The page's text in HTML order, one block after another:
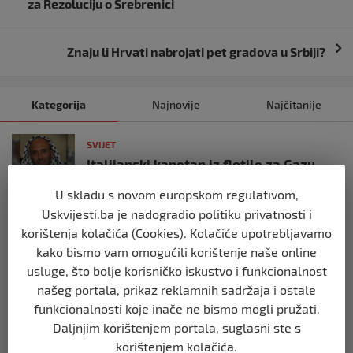
za Rezoluciju o Srebrenici
Znaju li Hrvati nabrojati pet gradova u Srbiji?
Kategorija Najnovije Najčitanije
SVIJET
Italijanski kapetan iz flotile za Gazu
snage prekinule molitvu njegove
prije 10 mjeseci
SVIJET
Brod “Mikeno” probio izraelsku blokadu
i uplovio u Gazu – kapetan iz Sarajeva
vijori zastavu BiH
prije 10 mjeseci
U skladu s novom europskom regulativom,
Uskvijesti.ba je nadogradio politiku privatnosti i
korištenja kolačića (Cookies). Kolačiće upotrebljavamo
kako bismo vam omogućili korištenje naše online
usluge, što bolje korisničko iskustvo i funkcionalnost
našeg portala, prikaz reklamnih sadržaja i ostale
funkcionalnosti koje inače ne bismo mogli pružati.
Daljnjim korištenjem portala, suglasni ste s
korištenjem kolačića.